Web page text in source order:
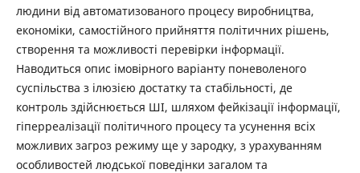
людини від автоматизованого процесу виробництва,
економіки, самостійного прийняття політичних рішень,
створення та можливості перевірки інформації.
Наводиться опис імовірного варіанту поневоленого
суспільства з ілюзією достатку та стабільності, де
контроль здійснюється ШІ, ­шляхом фейкізації інформації,
гіперреалізації політичного процесу та усунення всіх
можливих загроз режиму ще у зародку, з урахуванням
особливостей людської поведінки загалом та